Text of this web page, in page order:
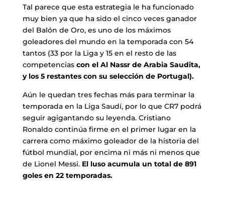
Tal parece que esta estrategia le ha funcionado
muy bien ya que ha sido el cinco veces ganador
del Balón de Oro, es uno de los máximos
goleadores del mundo en la temporada con 54
tantos (33 por la Liga y 15 en el resto de las
competenciascon el Al Nassr de Arabia Saudita,
y los 5 restantes con su selección de Portugal).
Aún le quedan tres fechas más para terminar la
temporada en la Liga Saudí, por lo que CR7 podrá
seguir agigantando su leyenda. Cristiano
Ronaldo continúa firme en el primer lugar en la
carrera como máximo goleador de la historia del
fútbol mundial, por encima ni más ni menos que
de Lionel Messi. El luso acumula un total de 891
goles en 22 temporadas.